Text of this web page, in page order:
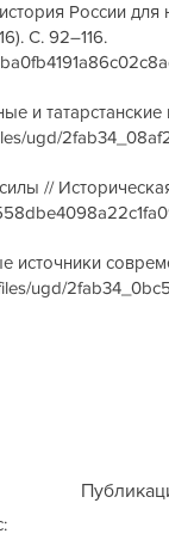
России
С. 92–116.
татарстанские
ugd/
//
ugd/